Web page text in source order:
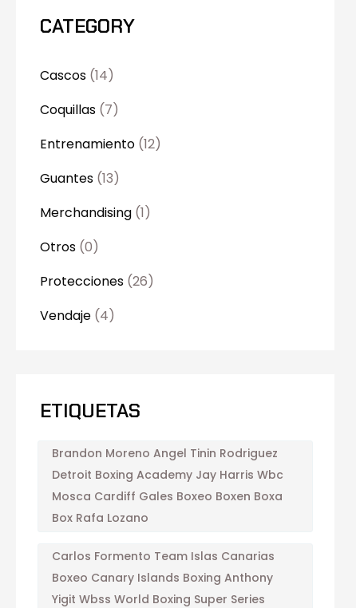
CATEGORY
Cascos (14)
Coquillas (7)
Entrenamiento (12)
Guantes (13)
Merchandising (1)
Otros (0)
Protecciones (26)
Vendaje (4)
ETIQUETAS
Brandon Moreno Angel Tinin Rodriguez
Detroit Boxing Academy Jay Harris Wbc
Mosca Cardiff Gales Boxeo Boxen Boxa
Box Rafa Lozano
Carlos Formento Team Islas Canarias
Boxeo Canary Islands Boxing Anthony
Yigit Wbss World Boxing Super Series